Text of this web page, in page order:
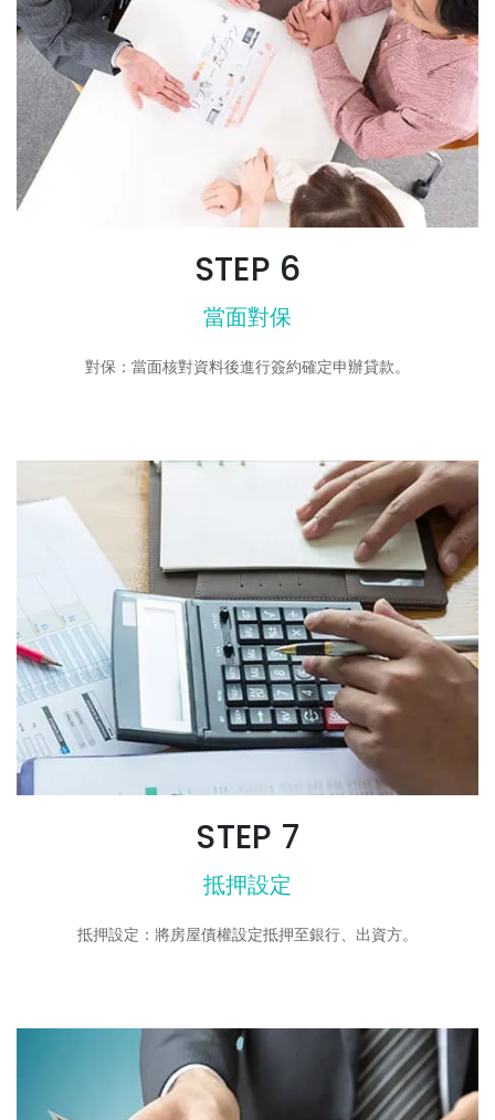
STEP 6
當面對保
對保：當面核對資料後進行簽約確定申辦貸款。
STEP 7
抵押設定
抵押設定：將房屋債權設定抵押至銀行、出資方。